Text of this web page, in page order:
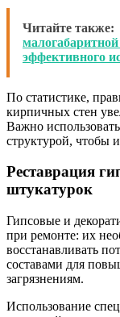
Читайте также:
эффективного
По статистике,
кирпичных стен
Важно
структурой, чтобы
Реставрация
штукатурок
Гипсовые и
при ремонте: их
восстанавливать
составами для
загрязнениям.
Использование